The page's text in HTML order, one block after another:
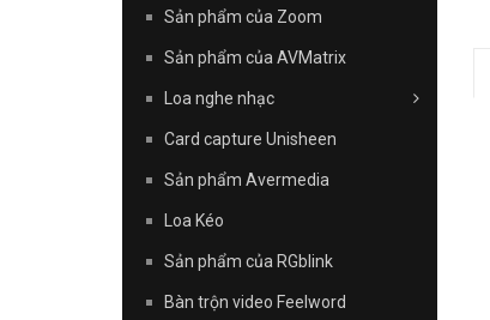
Sản phẩm của Zoom
Sản phẩm của AVMatrix
Loa nghe nhạc
Card capture Unisheen
Sản phẩm Avermedia
Loa Kéo
Sản phẩm của RGblink
Bàn trộn video Feelword